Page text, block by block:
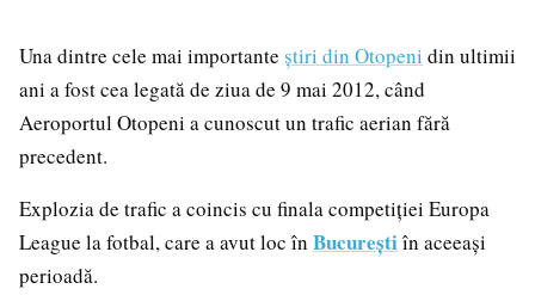
Una dintre cele mai importante știri din Otopeni din ultimii
ani a fost cea legată de ziua de 9 mai 2012, când
Aeroportul Otopeni a cunoscut un trafic aerian fără
precedent.
Explozia de trafic a coincis cu finala competiției Europa
League la fotbal, care a avut loc în Bucureștiîn aceeași
perioadă.